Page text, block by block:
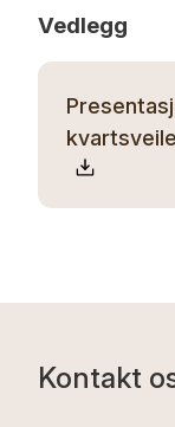
Vedlegg
Kontakt